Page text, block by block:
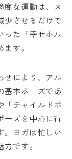
度な運動は、ス
少させるだけで
った「幸せホル
す。
せにより、アル
基本ポーズであ
「チャイルドポ
ーズを中心に行
。ヨガは忙しい
です。